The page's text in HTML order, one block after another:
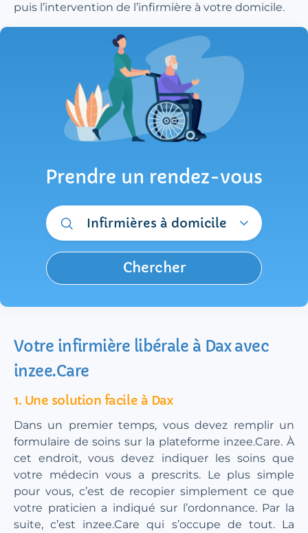
puis l’intervention de l’infirmière à votre domicile.
Prendre un rendez-vous
Infirmières à domicile
Chercher
Votre infirmière libérale à Dax avec
inzee.Care
1. Une solution facile à Dax
Dans un premier temps, vous devez remplir un
formulaire de soins sur la plateforme inzee.Care. À
cet endroit, vous devez indiquer les soins que
votre médecin vous a prescrits. Le plus simple
pour vous, c’est de recopier simplement ce que
votre praticien a indiqué sur l’ordonnance. Par la
suite, c’est inzee.Care qui s’occupe de tout. La